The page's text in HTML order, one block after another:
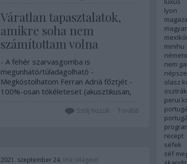
Váratlan tapasztalatok,
amikre soha nem
számítottam volna
- A fehér szarvasgomba is
megunható/túladagolható -
Megkóstolhatom Ferran Adrià főztjét -
100%-osan tökéleteset (akusztikusan,
művészi értékben) pacsizunk Botturával
Tovább
Szólj hozzá!
2021. szeptember 24. írta: világevő
lyon
minihu
nem
olasz
perui
recept
séfek
séf